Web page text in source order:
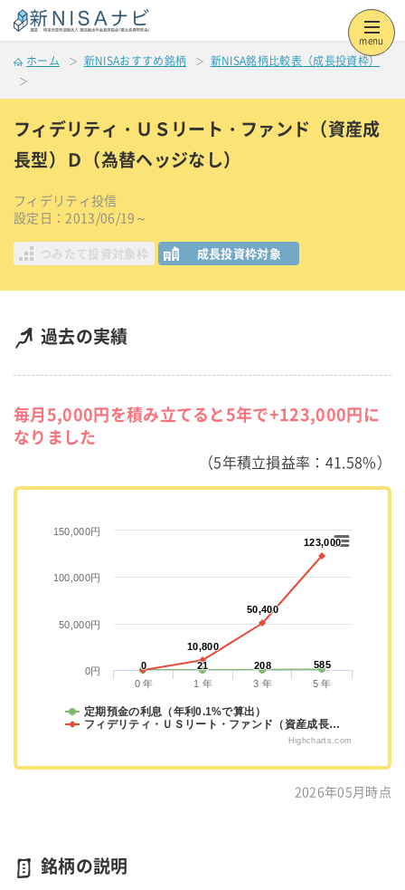
menu
ホーム 新NISAおすすめ銘柄 新NISA銘柄比較表（成長投資枠）
フィデリティ・ＵＳリート・ファンド（資産成
長型）Ｄ（為替ヘッジなし）
フィデリティ投信
設定日：2013/06/19～
つみたて投資対象枠 成長投資枠対象
過去の実績
毎月5,000円を積み立てると5年で+123,000円に
なりました
（5年積立損益率：41.58%）
0
0 21
21 208
208 585
585
10,800
10,800
50,400
50,400
123,000
123,000
定期預金の利息（年利0.1%で算出）
フィデリティ・ＵＳリート・ファンド（資産成長…
0 年 1 年 3 年 5 年
0円
50,000円
100,000円
150,000円
Highcharts.com
2026年05月時点
銘柄の説明